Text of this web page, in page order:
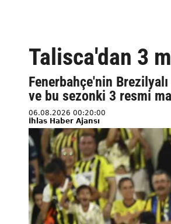
Talisca'dan 3
Fenerbahçe'nin
ve bu sezonki 3 resmi
06.08.2026 00:20:00
İhlas Haber Ajansı